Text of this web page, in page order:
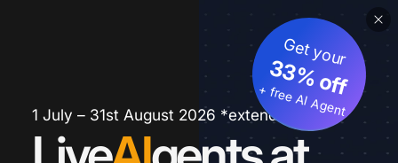
1 July – 31st August 2026 *extended
Get your
33% off
+ free AI Agent